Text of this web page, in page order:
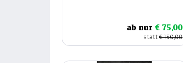
ab nur € 75,00
statt€ 150,00